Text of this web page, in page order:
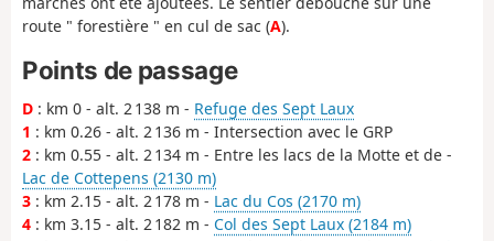
route " forestière " en cul de sac (A).
Points de passage
D : km 0 - alt. 2 138 m - Refuge des Sept Laux
1 : km 0.26 - alt. 2 136 m - Intersection avec le GRP
2 : km 0.55 - alt. 2 134 m - Entre les lacs de la Motte et de -
Lac de Cottepens (2130 m)
3 : km 2.15 - alt. 2 178 m - Lac du Cos (2170 m)
4 : km 3.15 - alt. 2 182 m - Col des Sept Laux (2184 m)